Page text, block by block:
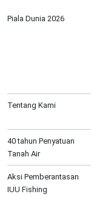
Piala Dunia 2026
Tentang Kami
40 tahun Penyatuan
Tanah Air
Aksi Pemberantasan
IUU Fishing